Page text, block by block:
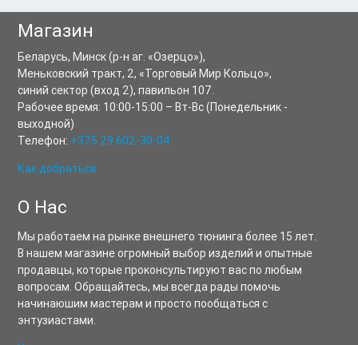
Магазин
Беларусь,Минск(р-н аг. «Озерцо»),
Меньковский тракт, 2, «Торговый Мир Кольцо»,
синий сектор (вход 2), павильон 107.
Рабочее время: 10:00-15:00 –Вт-Вс(Понедельник -
выходной)
Телефон: +375 29 602-30-04
Как добраться
О Нас
Мы работаем на рынке внешнего тюнинга более 15 лет.
В нашем магазине огромный выбор изделий и опытные
продавцы, которые проконсультируют вас по любым
вопросам. Обращайтесь, мы всегда рады помочь
начинаюшим мастерам и просто пообщаться с
энтузиастами.